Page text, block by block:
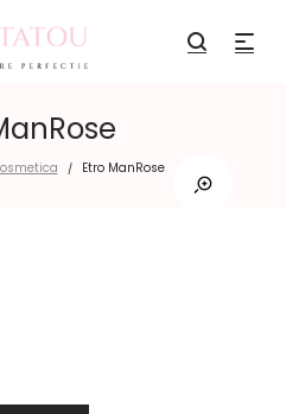
/ Etro ManRose